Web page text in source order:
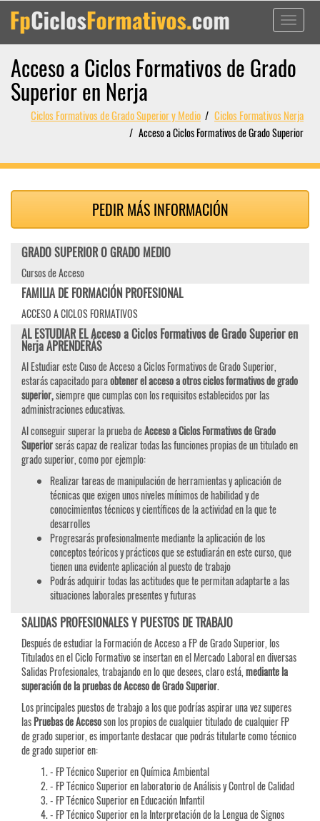
Toggle
Acceso a Ciclos Formativos de Grado
Superior en Nerja
Ciclos Formativos de Grado Superior y Medio Ciclos Formativos Nerja
Acceso a Ciclos Formativos de Grado Superior
PEDIR MÁS INFORMACIÓN
GRADO SUPERIOR O GRADO MEDIO
Cursos de Acceso
FAMILIA DE FORMACIÓN PROFESIONAL
ACCESO A CICLOS FORMATIVOS
AL ESTUDIAR EL Acceso a Ciclos Formativos de Grado Superior en
Nerja APRENDERÁS
Al Estudiar este Cuso de Acceso a Ciclos Formativos de Grado Superior,
estarás capacitado paraobtener el acceso a otros ciclos formativos de grado
superior,siempre que cumplas con los requisitos establecidos por las
administraciones educativas.
Al conseguir superar la prueba deAcceso a Ciclos Formativos de Grado
Superiorserás capaz de realizar todas las funciones propias de un titulado en
grado superior, como por ejemplo:
Realizar tareas de manipulación de herramientas y aplicación de
técnicas que exigen unos niveles mínimos de habilidad y de
conocimientos técnicos y científicos de la actividad en la que te
desarrolles
Progresarás profesionalmente mediante la aplicación de los
conceptos teóricos y prácticos que se estudiarán en este curso, que
tienen una evidente aplicación al puesto de trabajo
Podrás adquirir todas las actitudes que te permitan adaptarte a las
situaciones laborales presentes y futuras
SALIDAS PROFESIONALES Y PUESTOS DE TRABAJO
Después de estudiar la Formación de Acceso a FP de Grado Superior, los
Titulados en el Ciclo Formativo se insertan en el Mercado Laboral en diversas
Salidas Profesionales, trabajando en lo que desees, claro está,mediante la
superación de la pruebas de Acceso de Grado Superior.
Los principales puestos de trabajo a los que podrías aspirar una vez superes
lasPruebas deAccesoson los propios de cualquier titulado de cualquier FP
de grado superior, es importante destacar que podrás titularte como técnico
de grado superior en:
- FP Técnico Superior en Química Ambiental
- FP Técnico Superior en laboratorio de Análisis y Control de Calidad
- FP Técnico Superior en Educación Infantil
- FP Técnico Superior en la Interpretación de la Lengua de Signos